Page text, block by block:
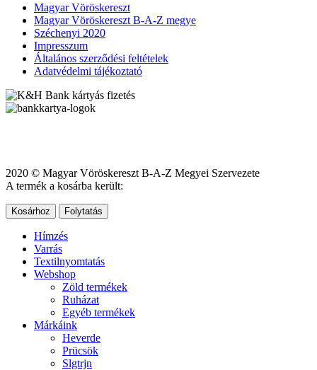
Magyar Vöröskereszt
Magyar Vöröskereszt B-A-Z megye
Széchenyi 2020
Impresszum
Általános szerződési feltételek
Adatvédelmi tájékoztató
2020 © Magyar Vöröskereszt B-A-Z Megyei Szervezete
A termék a kosárba került:
Kosárhoz Folytatás
Hímzés
Varrás
Textilnyomtatás
Webshop
Zöld termékek
Ruházat
Egyéb termékek
Márkáink
Heverde
Prücsök
Slgtrjn